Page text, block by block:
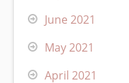
June 2021
May 2021
April 2021